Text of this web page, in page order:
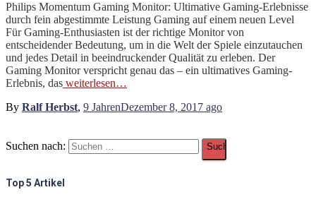
Philips Momentum Gaming Monitor: Ultimative Gaming-Erlebnisse
durch fein abgestimmte Leistung Gaming auf einem neuen Level
Für Gaming-Enthusiasten ist der richtige Monitor von
entscheidender Bedeutung, um in die Welt der Spiele einzutauchen
und jedes Detail in beeindruckender Qualität zu erleben. Der
Gaming Monitor verspricht genau das – ein ultimatives Gaming-
Erlebnis, das weiterlesen…
By Ralf Herbst, 9 JahrenDezember 8, 2017 ago
Suchen nach:
Top 5 Artikel